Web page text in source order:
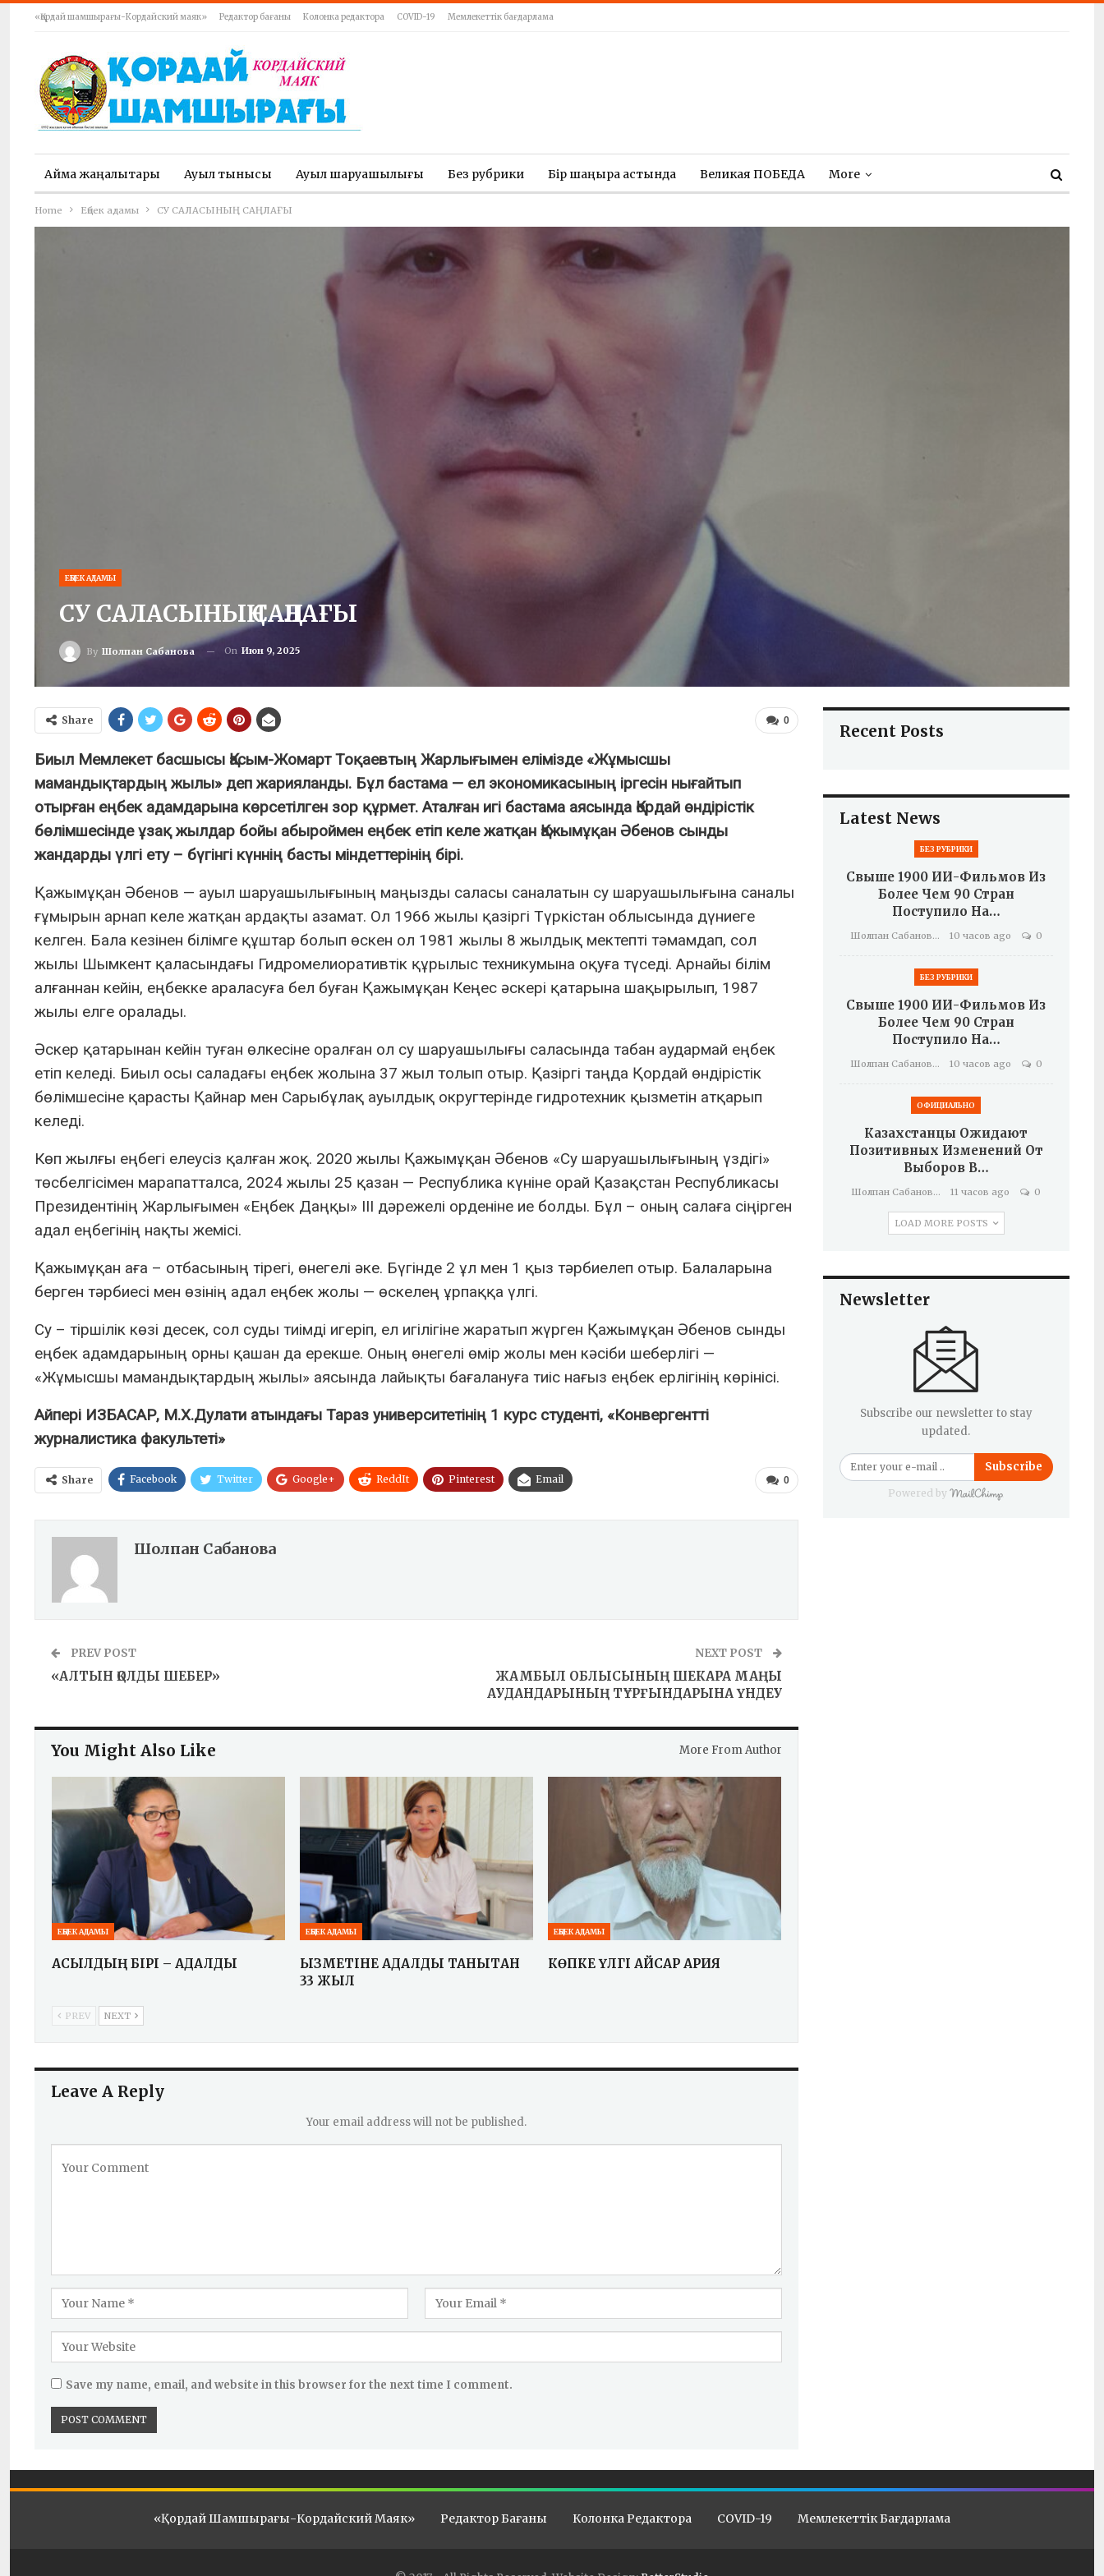
«Қордай шамшырағы-Кордайский маяк» Редактор бағаны Колонка редактора COVID-19 Мемлекеттік бағдарлама
Аймақ жаңалықтары Ауыл тынысы Ауыл шаруашылығы Без рубрики Бір шаңырақ астында Великая ПОБЕДА More
Home Еңбек адамы СУ САЛАСЫНЫҢ САҢЛАҒЫ
ЕҢБЕК АДАМЫ
СУ САЛАСЫНЫҢ САҢЛАҒЫ
By Шолпан Сабанова On Июн 9, 2025
0
Share
Биыл Мемлекет басшысы Қасым-Жомарт Тоқаевтың Жарлығымен елімізде «Жұмысшы
мамандықтардың жылы» деп жарияланды. Бұл бастама — ел экономикасының іргесін нығайтып
отырған еңбек адамдарына көрсетілген зор құрмет. Аталған игі бастама аясында Қордай өндірістік
бөлімшесінде ұзақ жылдар бойы абыроймен еңбек етіп келе жатқан Қажымұқан Әбенов сынды
жандарды үлгі ету – бүгінгі күннің басты міндеттерінің бірі.
Қажымұқан Әбенов — ауыл шаруашылығының маңызды саласы саналатын су шаруашылығына саналы
ғұмырын арнап келе жатқан ардақты азамат. Ол 1966 жылы қазіргі Түркістан облысында дүниеге
келген. Бала кезінен білімге құштар болып өскен ол 1981 жылы 8 жылдық мектепті тәмамдап, сол
жылы Шымкент қаласындағы Гидромелиоративтік құрылыс техникумына оқуға түседі. Арнайы білім
алғаннан кейін, еңбекке араласуға бел буған Қажымұқан Кеңес әскері қатарына шақырылып, 1987
жылы елге оралады.
Әскер қатарынан кейін туған өлкесіне оралған ол су шаруашылығы саласында табан аудармай еңбек
етіп келеді. Биыл осы саладағы еңбек жолына 37 жыл толып отыр. Қазіргі таңда Қордай өндірістік
бөлімшесіне қарасты Қайнар мен Сарыбұлақ ауылдық округтерінде гидротехник қызметін атқарып
келеді.
Көп жылғы еңбегі елеусіз қалған жоқ. 2020 жылы Қажымұқан Әбенов «Су шаруашылығының үздігі»
төсбелгісімен марапатталса, 2024 жылы 25 қазан — Республика күніне орай Қазақстан Республикасы
Президентінің Жарлығымен «Еңбек Даңқы» III дәрежелі орденіне ие болды. Бұл – оның салаға сіңірген
адал еңбегінің нақты жемісі.
Қажымұқан аға – отбасының тірегі, өнегелі әке. Бүгінде 2 ұл мен 1 қыз тәрбиелеп отыр. Балаларына
берген тәрбиесі мен өзінің адал еңбек жолы — өскелең ұрпаққа үлгі.
Су – тіршілік көзі десек, сол суды тиімді игеріп, ел игілігіне жаратып жүрген Қажымұқан Әбенов сынды
еңбек адамдарының орны қашан да ерекше. Оның өнегелі өмір жолы мен кәсіби шеберлігі —
«Жұмысшы мамандықтардың жылы» аясында лайықты бағалануға тиіс нағыз еңбек ерлігінің көрінісі.
Айпері ИЗБАСАР, М.Х.Дулати атындағы Тараз университетінің 1 курс студенті, «Конвергентті
журналистика факультеті»
0
Share Facebook Twitter Google+ ReddIt Pinterest Email
Шолпан Сабанова
PREV POST
«АЛТЫН ҚОЛДЫ ШЕБЕР»
NEXT POST
ЖАМБЫЛ ОБЛЫСЫНЫҢ ШЕКАРА МАҢЫ
АУДАНДАРЫНЫҢ ТҰРҒЫНДАРЫНА ҮНДЕУ
You Might Also Like More From Author
ЕҢБЕК АДАМЫ
АСЫЛДЫҢ БІРІ – АДАЛДЫҚ
ЕҢБЕК АДАМЫ
ҚЫЗМЕТІНЕ АДАЛДЫҚ ТАНЫТҚАН
33 ЖЫЛ
ЕҢБЕК АДАМЫ
КӨПКЕ ҮЛГІ ҚАЙСАР ҚАРИЯ
PREV NEXT
Leave A Reply
Your email address will not be published.
Save my name, email, and website in this browser for the next time I comment.
Recent Posts
Latest News
БЕЗ РУБРИКИ
Свыше 1900 ИИ-Фильмов Из
Более Чем 90 Стран
Поступило На…
Шолпан Сабанова 10 часов ago 0
БЕЗ РУБРИКИ
Свыше 1900 ИИ-Фильмов Из
Более Чем 90 Стран
Поступило На…
Шолпан Сабанова 10 часов ago 0
ОФИЦИАЛЬНО
Казахстанцы Ожидают
Позитивных Изменений От
Выборов В…
Шолпан Сабанова 11 часов ago 0
LOAD MORE POSTS
Newsletter
Subscribe our newsletter to stay
updated.
Subscribe
Powered by
«Қордай Шамшырағы-Кордайский Маяк» Редактор Бағаны Колонка Редактора COVID-19 Мемлекеттік Бағдарлама